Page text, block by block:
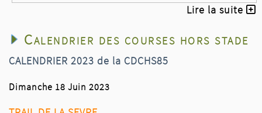
Lire la suite
Calendrier des courses hors stade
CALENDRIER 2023 de la CDCHS85
Dimanche 18 Juin 2023